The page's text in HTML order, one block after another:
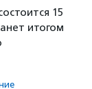
15
итогом